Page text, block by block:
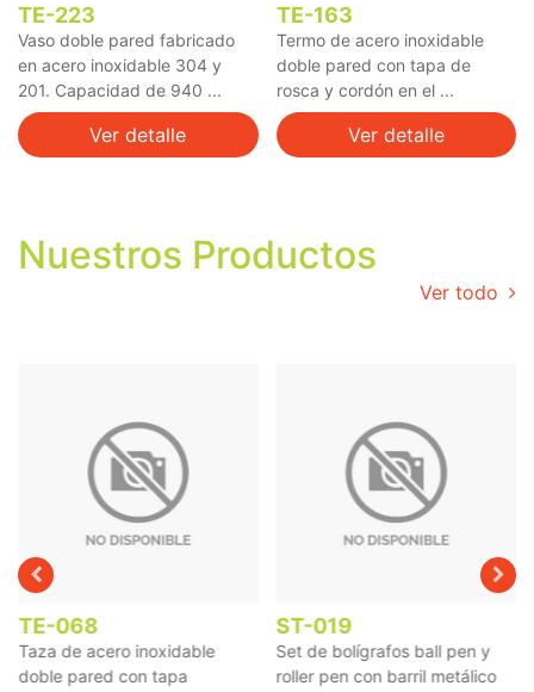
TE-223
Vaso doble pared fabricado
en acero inoxidable 304 y
201. Capacidad de 940 ...
Ver detalle
TE-163
Termo de acero inoxidable
doble pared con tapa de
rosca y cordón en el ...
Ver detalle
Nuestros Productos
Ver todo
TE-068
Taza de acero inoxidable
doble pared con tapa
ST-019
Set de bolígrafos ball pen y
roller pen con barril metálico